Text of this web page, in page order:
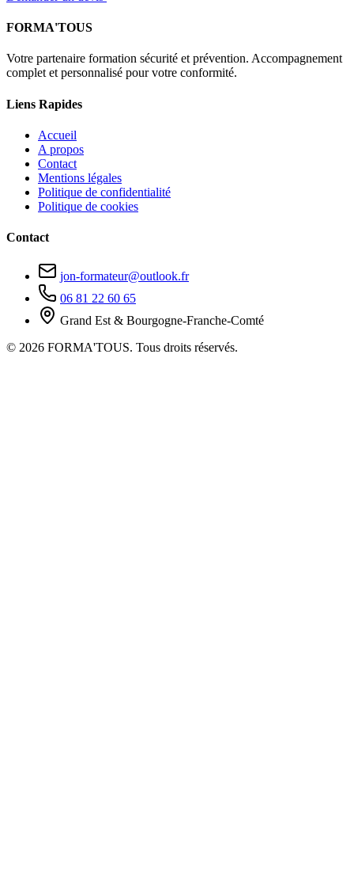
FORMA'TOUS
Votre partenaire formation sécurité et prévention. Accompagnement
complet et personnalisé pour votre conformité.
Liens Rapides
Accueil
A propos
Contact
Mentions légales
Politique de confidentialité
Politique de cookies
Contact
jon-formateur@outlook.fr
06 81 22 60 65
Grand Est & Bourgogne-Franche-Comté
© 2026 FORMA'TOUS. Tous droits réservés.